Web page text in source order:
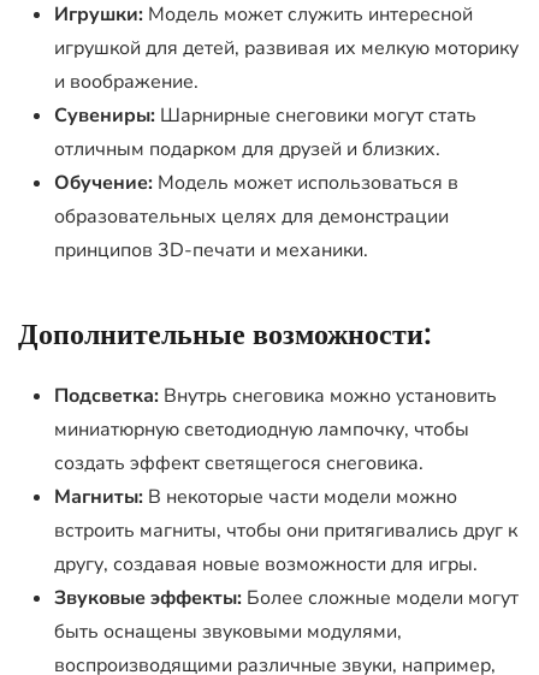
Игрушки: Модель может служить интересной
игрушкой для детей, развивая их мелкую моторику
и воображение.
Сувениры: Шарнирные снеговики могут стать
отличным подарком для друзей и близких.
Обучение: Модель может использоваться в
образовательных целях для демонстрации
принципов 3D-печати и механики.
Дополнительные возможности:
Подсветка: Внутрь снеговика можно установить
миниатюрную светодиодную лампочку, чтобы
создать эффект светящегося снеговика.
Магниты: В некоторые части модели можно
встроить магниты, чтобы они притягивались друг к
другу, создавая новые возможности для игры.
Звуковые эффекты: Более сложные модели могут
быть оснащены звуковыми модулями,
воспроизводящими различные звуки, например,